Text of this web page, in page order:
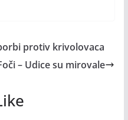
protiv krivolovaca
– Udice su mirovale